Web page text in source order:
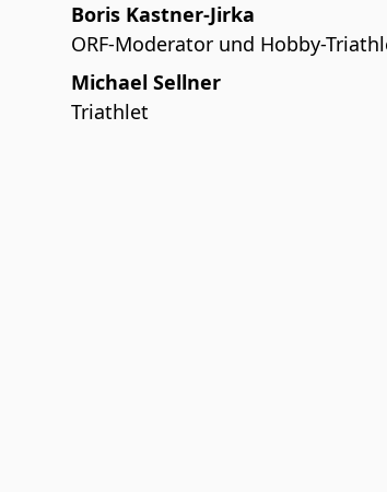
Boris Kastner-Jirka
ORF-Moderator und Hobby-
Michael Sellner
Triathlet